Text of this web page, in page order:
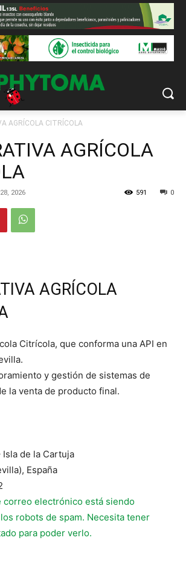
AGRÍCOLA CITRÍCOLA
AGRÍCOLA
2026 0
591
AGRÍCOLA
Citrícola, que conforma una API en
y gestión de sistemas de
la venta de producto final.
de la Cartuja
España
correo electrónico está siendo
robots de spam. Necesita tener
para poder verlo.